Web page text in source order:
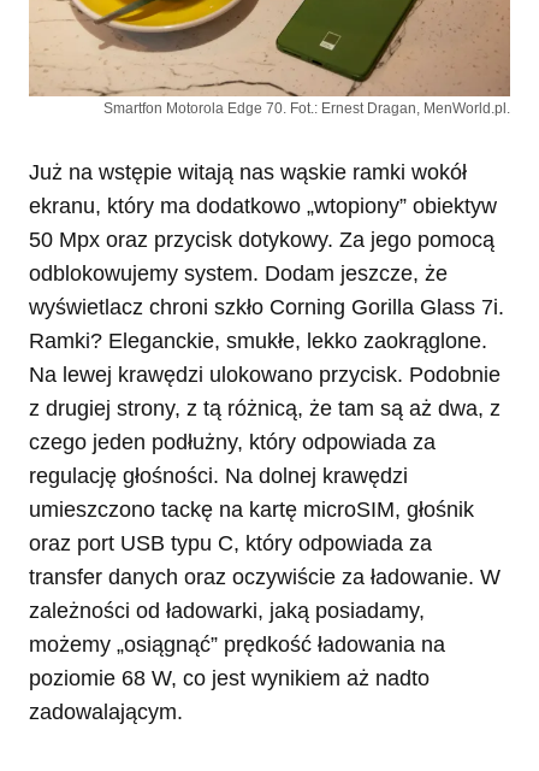
Smartfon Motorola Edge 70. Fot.: Ernest Dragan, MenWorld.pl.
Już na wstępie witają nas wąskie ramki wokół
ekranu, który ma dodatkowo „wtopiony” obiektyw
50 Mpx oraz przycisk dotykowy. Za jego pomocą
odblokowujemy system. Dodam jeszcze, że
wyświetlacz chroni szkło Corning Gorilla Glass 7i.
Ramki? Eleganckie, smukłe, lekko zaokrąglone.
Na lewej krawędzi ulokowano przycisk. Podobnie
z drugiej strony, z tą różnicą, że tam są aż dwa, z
czego jeden podłużny, który odpowiada za
regulację głośności. Na dolnej krawędzi
umieszczono tackę na kartę microSIM, głośnik
oraz port USB typu C, który odpowiada za
transfer danych oraz oczywiście za ładowanie. W
zależności od ładowarki, jaką posiadamy,
możemy „osiągnąć” prędkość ładowania na
poziomie 68 W, co jest wynikiem aż nadto
zadowalającym.